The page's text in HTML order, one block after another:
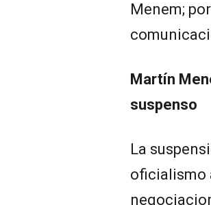
Menem;
Martín
suspenso
La
oficialismo